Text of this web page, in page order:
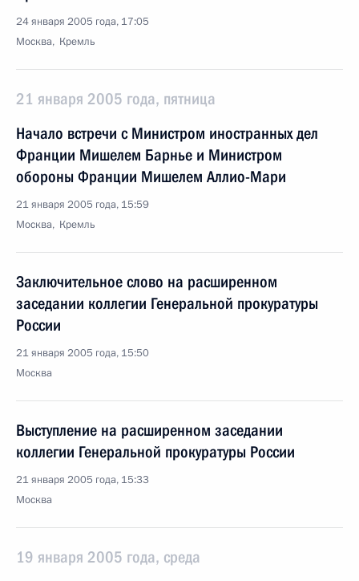
24 января 2005 года, 17:05
Москва, Кремль
21 января 2005 года, пятница
Начало встречи с Министром иностранных дел
Франции Мишелем Барнье и Министром
обороны Франции Мишелем Аллио-Мари
21 января 2005 года, 15:59
Москва, Кремль
Заключительное слово на расширенном
заседании коллегии Генеральной прокуратуры
России
21 января 2005 года, 15:50
Москва
Выступление на расширенном заседании
коллегии Генеральной прокуратуры России
21 января 2005 года, 15:33
Москва
19 января 2005 года, среда